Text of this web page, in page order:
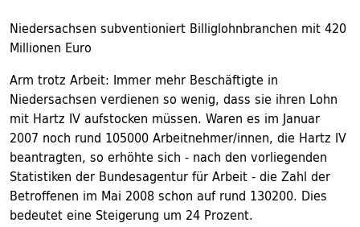
Niedersachsen subventioniert Billiglohnbranchen mit 420
Millionen Euro
Arm trotz Arbeit: Immer mehr Beschäftigte in
Niedersachsen verdienen so wenig, dass sie ihren Lohn
mit Hartz IV aufstocken müssen. Waren es im Januar
2007 noch rund 105000 Arbeitnehmer/innen, die Hartz IV
beantragten, so erhöhte sich - nach den vorliegenden
Statistiken der Bundesagentur für Arbeit - die Zahl der
Betroffenen im Mai 2008 schon auf rund 130200. Dies
bedeutet eine Steigerung um 24 Prozent.